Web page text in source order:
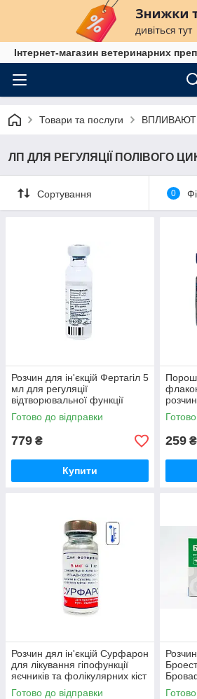
Інтернет-магазин ветеринарних
Товари та послуги
ЛП ДЛЯ РЕГУЛЯЦІЇ ПОЛІВОГО
Сортування 0
Розчин для ін'єкцій Фертагіл 5
мл для регуляції
відтворювальної функції
Intervet
Готово до відправки
779 ₴
Купити
259 ₴
Розчин дял ін'єкцій Сурфарон
для лікування гіпофункції
яєчників та фолікулярних кіст
у тварин 10 мл Реагент
Готово до відправки